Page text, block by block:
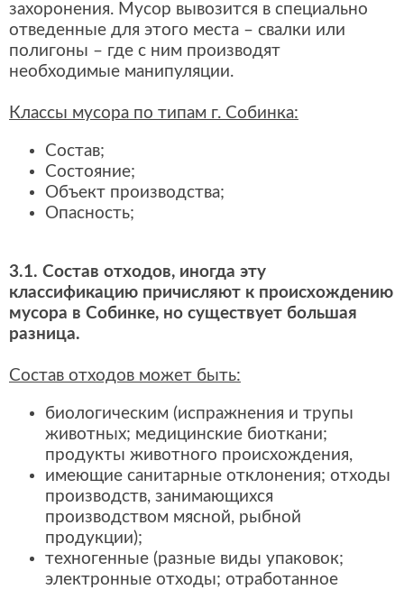
захоронения. Мусор вывозится в специально
отведенные для этого места – свалки или
полигоны – где с ним производят
необходимые манипуляции.
Классы мусора по типам г. Собинка:
Состав;
Состояние;
Объект производства;
Опасность;
3.1. Состав отходов, иногда эту
классификацию причисляют к происхождению
мусора в Собинке, но существует большая
разница.
Состав отходов может быть:
биологическим (испражнения и трупы
животных; медицинские биоткани;
продукты животного происхождения,
имеющие санитарные отклонения; отходы
производств, занимающихся
производством мясной, рыбной
продукции);
техногенные (разные виды упаковок;
электронные отходы; отработанное